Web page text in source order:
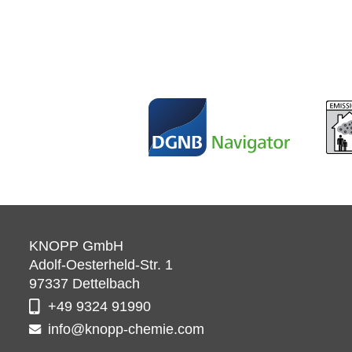
KNOPP GmbH
Adolf-Oesterheld-Str. 1
97337 Dettelbach
+49 9324 91990
info@knopp-chemie.com